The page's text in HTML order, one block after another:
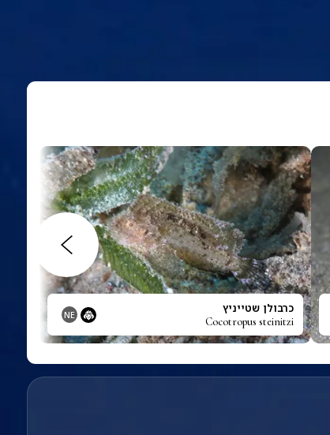
כרבולן שטייניץ
Cocotropus steinitzi
NE